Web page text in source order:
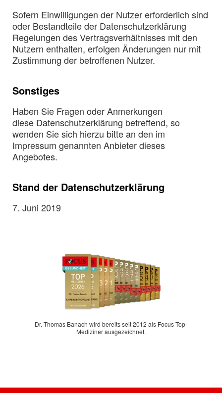
Sofern Einwilligungen der Nutzer erforderlich sind
oder Bestandteile der Datenschutzerklärung
Regelungen des Vertragsverhältnisses mit den
Nutzern enthalten, erfolgen Änderungen nur mit
Zustimmung der betroffenen Nutzer.
Sonstiges
Haben Sie Fragen oder Anmerkungen
diese Datenschutzerklärung betreffend, so
wenden Sie sich hierzu bitte an den im
Impressum genannten Anbieter dieses
Angebotes.
Stand der Datenschutzerklärung
7. Juni 2019